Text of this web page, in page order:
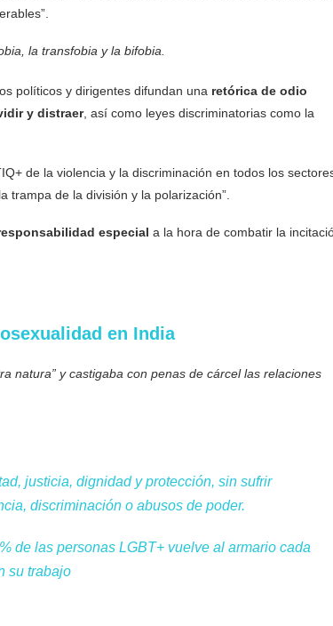
políticos y dirigentes difundan una retórica de odio
y distraer, así como leyes discriminatorias como la
de la violencia y la discriminación en todos los
trampa de la división y la polarización”.
especial a la hora de combatir la
en India
natura” y castigaba con penas de cárcel las relaciones
justicia, dignidad y protección, sin sufrir
discriminación o abusos de poder.
de las personas LGBT+ vuelve al armario cada
su trabajo